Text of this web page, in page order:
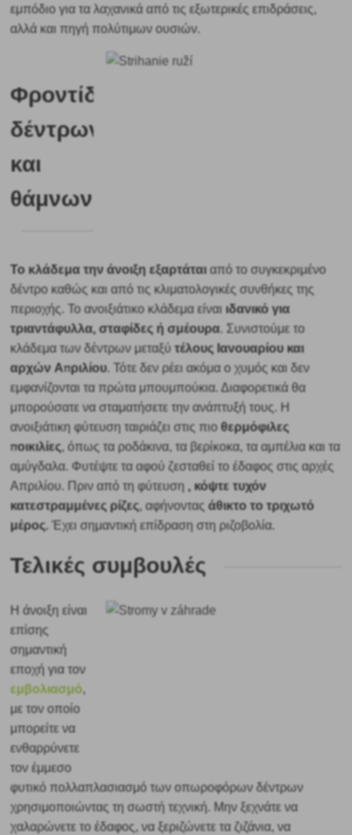
εμπόδιο για τα λαχανικά από τις εξωτερικές επιδράσεις,
αλλά και πηγή πολύτιμων ουσιών.
Φροντίδα
δέντρων
και
θάμνων
Το κλάδεμα την άνοιξη εξαρτάταιαπό το συγκεκριμένο
δέντρο καθώς και από τις κλιματολογικές συνθήκες της
περιοχής. Το ανοιξιάτικο κλάδεμα είναιιδανικό για
τριαντάφυλλα, σταφίδες ή σμέουρα.Συνιστούμε το
κλάδεμα των δέντρων μεταξύτέλους Ιανουαρίου και
αρχών Απριλίου. Τότε δεν ρέει ακόμα ο χυμός και δεν
εμφανίζονται τα πρώτα μπουμπούκια. Διαφορετικά θα
μπορούσατε να σταματήσετε την ανάπτυξή τους. Η
ανοιξιάτικη φύτευση ταιριάζει στις πιοθερμόφιλες
ποικιλίες, όπως τα ροδάκινα, τα βερίκοκα, τα αμπέλια και τα
αμύγδαλα. Φυτέψτε τα αφού ζεσταθεί το έδαφος στις αρχές
Απριλίου. Πριν από τη φύτευση, κόψτε τυχόν
κατεστραμμένες ρίζες, αφήνονταςάθικτο το τριχωτό
μέρος. Έχει σημαντική επίδραση στη ριζοβολία.
Τελικές συμβουλές
Η άνοιξη είναι
επίσης
σημαντική
εποχή για τον
εμβολιασμό,
με τον οποίο
μπορείτε να
ενθαρρύνετε
τον έμμεσο
φυτικό πολλαπλασιασμό των οπωροφόρων δέντρων
χρησιμοποιώντας τη σωστή τεχνική. Μην ξεχνάτε να
χαλαρώνετε το έδαφος, να ξεριζώνετε τα ζιζάνια, να